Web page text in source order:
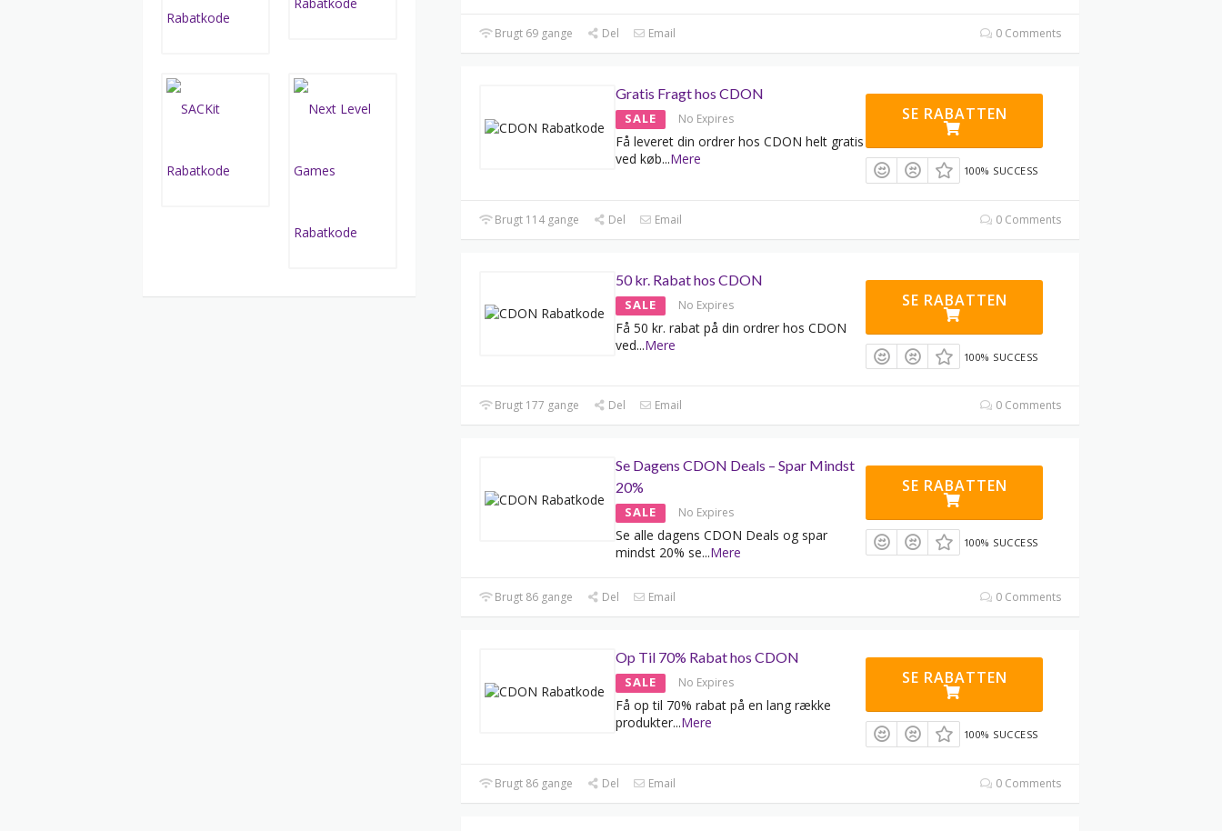
Brugt 69 gange Del Email 0 Comments
Gratis Fragt hos CDON
SALE No Expires
Få leveret din ordrer hos CDON helt gratis
ved køb...Mere
SE RABATTEN
100% SUCCESS
Brugt 114 gange Del Email 0 Comments
50 kr. Rabat hos CDON
SALE No Expires
Få 50 kr. rabat på din ordrer hos CDON
ved...Mere
SE RABATTEN
100% SUCCESS
Brugt 177 gange Del Email 0 Comments
Se Dagens CDON Deals – Spar Mindst
20%
SALE No Expires
Se alle dagens CDON Deals og spar
mindst 20% se...Mere
SE RABATTEN
100% SUCCESS
Brugt 86 gange Del Email 0 Comments
Op Til 70% Rabat hos CDON
SALE No Expires
Få op til 70% rabat på en lang række
produkter...Mere
SE RABATTEN
100% SUCCESS
Brugt 86 gange Del Email 0 Comments